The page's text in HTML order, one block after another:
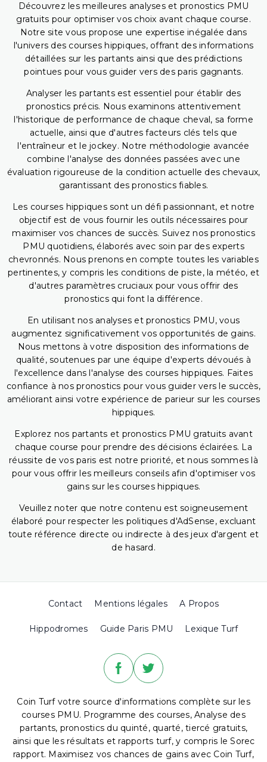
Découvrez les meilleures analyses et pronostics PMU
gratuits pour optimiser vos choix avant chaque course.
Notre site vous propose une expertise inégalée dans
l'univers des courses hippiques, offrant des informations
détaillées sur les partants ainsi que des prédictions
pointues pour vous guider vers des paris gagnants.
Analyser les partants est essentiel pour établir des
pronostics précis. Nous examinons attentivement
l'historique de performance de chaque cheval, sa forme
actuelle, ainsi que d'autres facteurs clés tels que
l'entraîneur et le jockey. Notre méthodologie avancée
combine l'analyse des données passées avec une
évaluation rigoureuse de la condition actuelle des chevaux,
garantissant des pronostics fiables.
Les courses hippiques sont un défi passionnant, et notre
objectif est de vous fournir les outils nécessaires pour
maximiser vos chances de succès. Suivez nos pronostics
PMU quotidiens, élaborés avec soin par des experts
chevronnés. Nous prenons en compte toutes les variables
pertinentes, y compris les conditions de piste, la météo, et
d'autres paramètres cruciaux pour vous offrir des
pronostics qui font la différence.
En utilisant nos analyses et pronostics PMU, vous
augmentez significativement vos opportunités de gains.
Nous mettons à votre disposition des informations de
qualité, soutenues par une équipe d'experts dévoués à
l'excellence dans l'analyse des courses hippiques. Faites
confiance à nos pronostics pour vous guider vers le succès,
améliorant ainsi votre expérience de parieur sur les courses
hippiques.
Explorez nos partants et pronostics PMU gratuits avant
chaque course pour prendre des décisions éclairées. La
réussite de vos paris est notre priorité, et nous sommes là
pour vous offrir les meilleurs conseils afin d'optimiser vos
gains sur les courses hippiques.
Veuillez noter que notre contenu est soigneusement
élaboré pour respecter les politiques d'AdSense, excluant
toute référence directe ou indirecte à des jeux d'argent et
de hasard.
Contact Mentions légales A Propos
Hippodromes Guide Paris PMU Lexique Turf
Coin Turf votre source d'informations complète sur les
courses PMU. Programme des courses, Analyse des
partants, pronostics du quinté, quarté, tiercé gratuits,
ainsi que les résultats et rapports turf, y compris le Sorec
rapport. Maximisez vos chances de gains avec Coin Turf,